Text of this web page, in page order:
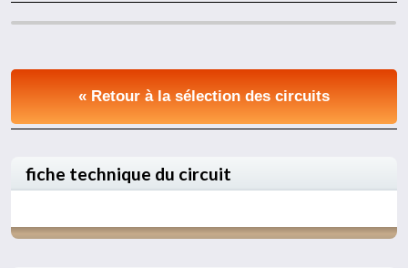
« Retour à la sélection des circuits
fiche technique du circuit